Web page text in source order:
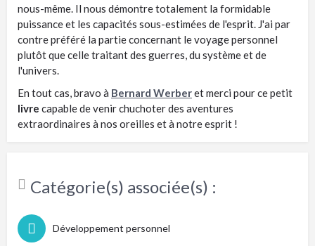
nous-même. Il nous démontre totalement la formidable
puissance et les capacités sous-estimées de l'esprit. J'ai par
contre préféré la partie concernant le voyage personnel
plutôt que celle traitant des guerres, du système et de
l'univers.
En tout cas, bravo à Bernard Werberet merci pour ce petit
livre capable de venir chuchoter des aventures
extraordinaires à nos oreilles et à notre esprit !
Catégorie(s) associée(s) :
Développement personnel